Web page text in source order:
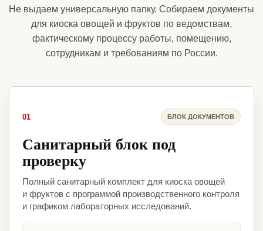
Не выдаем универсальную папку. Собираем документы
для киоска овощей и фруктов по ведомствам,
фактическому процессу работы, помещению,
сотрудникам и требованиям по России.
01 БЛОК ДОКУМЕНТОВ
Санитарный блок под
проверку
Полный санитарный комплект для киоска овощей
и фруктов с программой производственного контроля
и графиком лабораторных исследований.